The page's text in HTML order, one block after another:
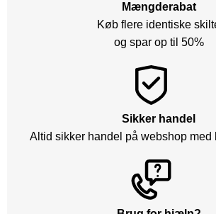
Mængderabat
Køb flere identiske
og spar op til 50%
Sikker handel
Altid sikker handel på webshop med